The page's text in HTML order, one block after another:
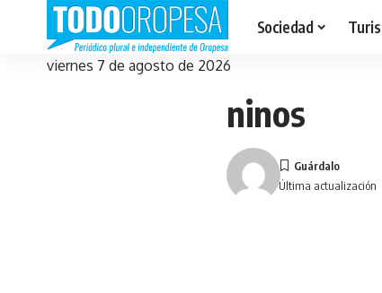
Sociedad
viernes 7 de agosto de 2026
ninos
Última actualización